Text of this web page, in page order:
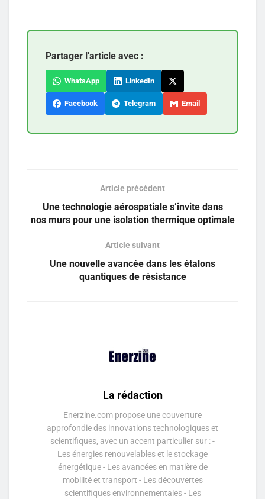
Partager l'article avec :
WhatsApp LinkedIn
Facebook Telegram Email
Article précédent
Une technologie aérospatiale s’invite dans
nos murs pour une isolation thermique optimale
Article suivant
Une nouvelle avancée dans les étalons
quantiques de résistance
La rédaction
Enerzine.com propose une couverture
approfondie des innovations technologiques et
scientifiques, avec un accent particulier sur : -
Les énergies renouvelables et le stockage
énergétique - Les avancées en matière de
mobilité et transport - Les découvertes
scientifiques environnementales - Les